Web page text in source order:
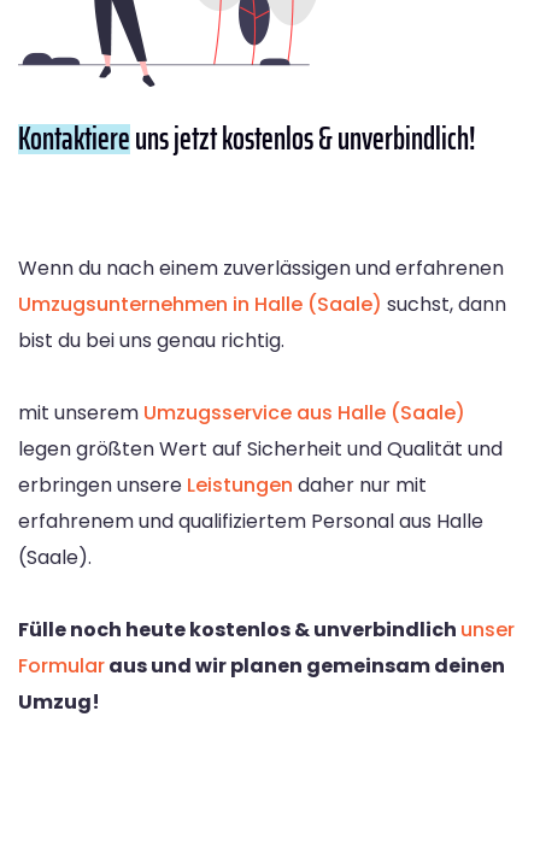
Kontaktiereuns jetzt kostenlos & unverbindlich!
Wenn du nach einem zuverlässigen und erfahrenen
Umzugsunternehmen in Halle (Saale) suchst, dann
bist du bei uns genau richtig.
mit unserem Umzugsservice aus Halle (Saale)
legen größten Wert auf Sicherheit und Qualität und
erbringen unsere Leistungen daher nur mit
erfahrenem und qualifiziertem Personal aus Halle
(Saale).
Fülle noch heute kostenlos & unverbindlich unser
Formularaus und wir planen gemeinsam deinen
Umzug!